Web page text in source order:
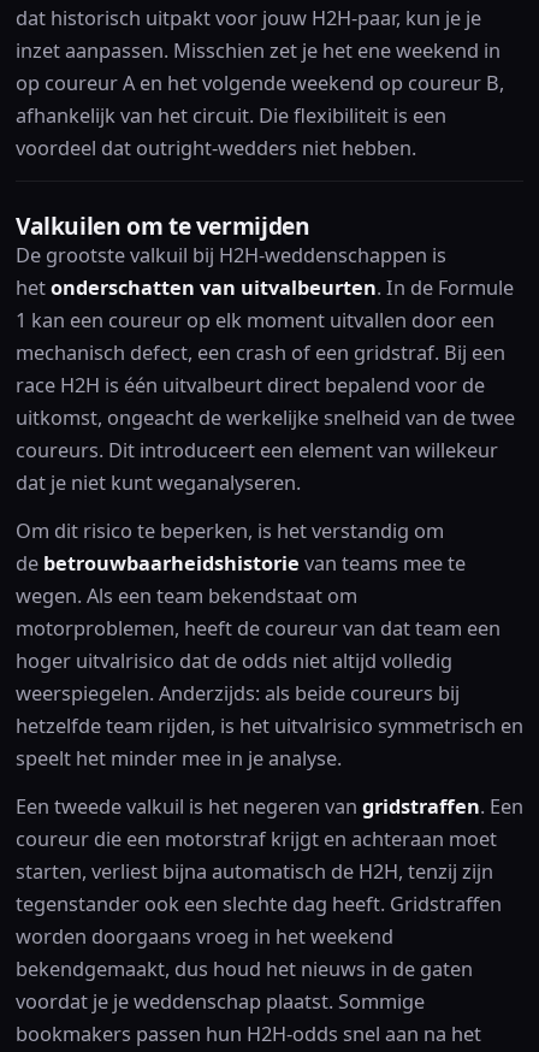
dat historisch uitpakt voor jouw H2H-paar, kun je je
inzet aanpassen. Misschien zet je het ene weekend in
op coureur A en het volgende weekend op coureur B,
afhankelijk van het circuit. Die flexibiliteit is een
voordeel dat outright-wedders niet hebben.
Valkuilen om te vermijden
De grootste valkuil bij H2H-weddenschappen is
hetonderschatten van uitvalbeurten. In de Formule
1 kan een coureur op elk moment uitvallen door een
mechanisch defect, een crash of een gridstraf. Bij een
race H2H is één uitvalbeurt direct bepalend voor de
uitkomst, ongeacht de werkelijke snelheid van de twee
coureurs. Dit introduceert een element van willekeur
dat je niet kunt weganalyseren.
Om dit risico te beperken, is het verstandig om
de betrouwbaarheidshistorie van teams mee te
wegen. Als een team bekendstaat om
motorproblemen, heeft de coureur van dat team een
hoger uitvalrisico dat de odds niet altijd volledig
weerspiegelen. Anderzijds: als beide coureurs bij
hetzelfde team rijden, is het uitvalrisico symmetrisch en
speelt het minder mee in je analyse.
Een tweede valkuil is het negeren van gridstraffen. Een
coureur die een motorstraf krijgt en achteraan moet
starten, verliest bijna automatisch de H2H, tenzij zijn
tegenstander ook een slechte dag heeft. Gridstraffen
worden doorgaans vroeg in het weekend
bekendgemaakt, dus houd het nieuws in de gaten
voordat je je weddenschap plaatst. Sommige
bookmakers passen hun H2H-odds snel aan na het